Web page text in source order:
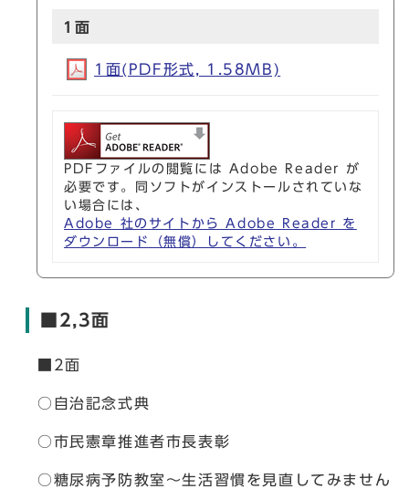
1面
1面(PDF形式, 1.58MB)
PDFファイルの閲覧には Adobe Reader が
必要です。同ソフトがインストールされていな
い場合には、
Adobe 社のサイトから Adobe Reader を
ダウンロード（無償）してください。
■2,3面
■2面
○自治記念式典
○市民憲章推進者市長表彰
○糖尿病予防教室～生活習慣を見直してみません